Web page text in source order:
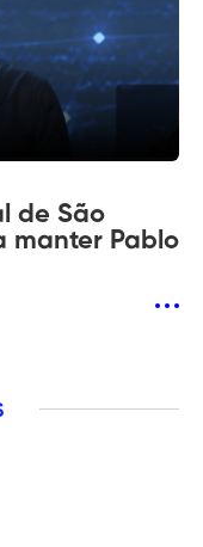
de São
manter Pablo